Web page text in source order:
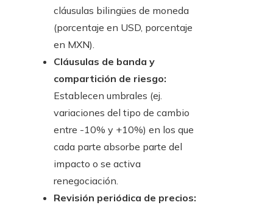
cláusulas bilingües de moneda
(porcentaje en USD, porcentaje
en MXN).
Cláusulas de banda y
compartición de riesgo:
Establecen umbrales (ej.
variaciones del tipo de cambio
entre -10% y +10%) en los que
cada parte absorbe parte del
impacto o se activa
renegociación.
Revisión periódica de precios: